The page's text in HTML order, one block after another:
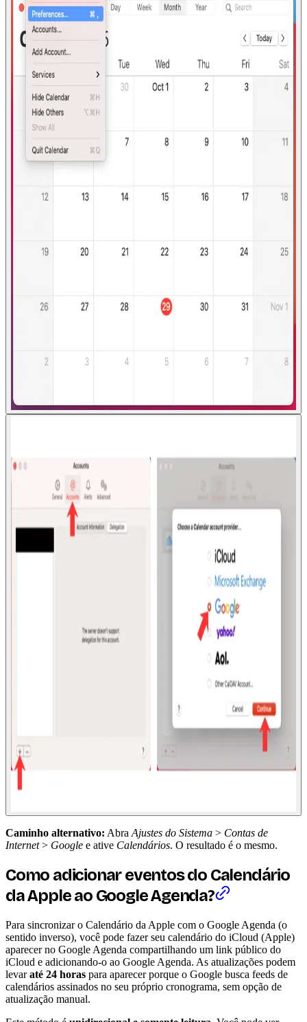
Caminho alternativo: Abra Ajustes do Sistema > Contas de
Internet> Google e ative Calendários. O resultado é o mesmo.
Como adicionar eventos do Calendário
da Apple ao Google Agenda?
Para sincronizar o Calendário da Apple com o Google Agenda (o
sentido inverso), você pode fazer seu calendário do iCloud (Apple)
aparecer no Google Agenda compartilhando um link público do
iCloud e adicionando-o ao Google Agenda. As atualizações podem
levaraté 24 horas para aparecer porque o Google busca feeds de
calendários assinados no seu próprio cronograma, sem opção de
atualização manual.